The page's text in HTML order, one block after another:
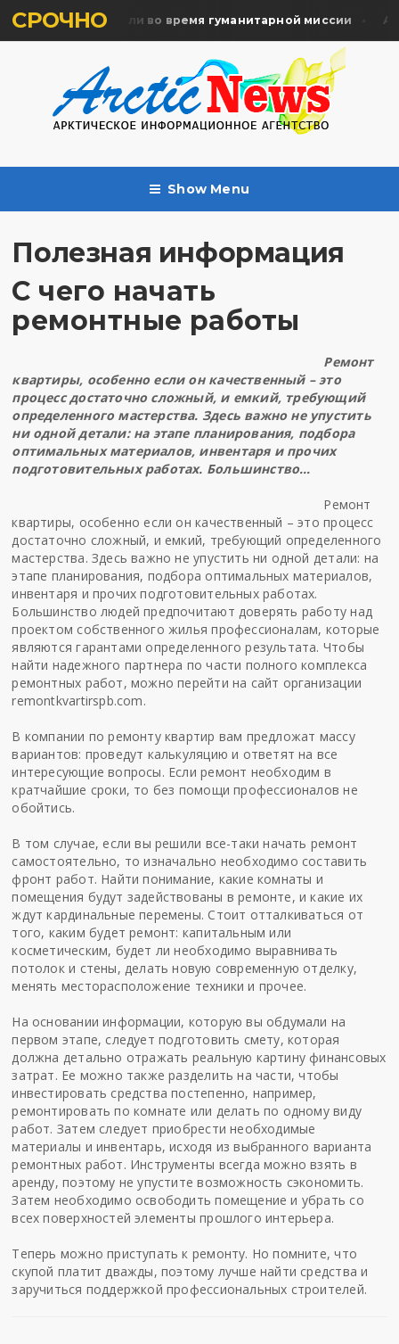
СРОЧНО
жертв почтили во время гуманитарной миссии
Show Menu
Полезная информация
С чего начать
ремонтные работы
Ремонт
квартиры, особенно если он качественный – это
процесс достаточно сложный, и емкий, требующий
определенного мастерства. Здесь важно не упустить
ни одной детали: на этапе планирования, подбора
оптимальных материалов, инвентаря и прочих
подготовительных работах. Большинство…
Ремонт
квартиры, особенно если он качественный – это процесс
достаточно сложный, и емкий, требующий определенного
мастерства. Здесь важно не упустить ни одной детали: на
этапе планирования, подбора оптимальных материалов,
инвентаря и прочих подготовительных работах.
Большинство людей предпочитают доверять работу над
проектом собственного жилья профессионалам, которые
являются гарантами определенного результата. Чтобы
найти надежного партнера по части полного комплекса
ремонтных работ, можно перейти на сайт организации
remontkvartirspb.com.
В компании по ремонту квартир вам предложат массу
вариантов: проведут калькуляцию и ответят на все
интересующие вопросы. Если ремонт необходим в
кратчайшие сроки, то без помощи профессионалов не
обойтись.
В том случае, если вы решили все-таки начать ремонт
самостоятельно, то изначально необходимо составить
фронт работ. Найти понимание, какие комнаты и
помещения будут задействованы в ремонте, и какие их
ждут кардинальные перемены. Стоит отталкиваться от
того, каким будет ремонт: капитальным или
косметическим, будет ли необходимо выравнивать
потолок и стены, делать новую современную отделку,
менять месторасположение техники и прочее.
На основании информации, которую вы обдумали на
первом этапе, следует подготовить смету, которая
должна детально отражать реальную картину финансовых
затрат. Ее можно также разделить на части, чтобы
инвестировать средства постепенно, например,
ремонтировать по комнате или делать по одному виду
работ. Затем следует приобрести необходимые
материалы и инвентарь, исходя из выбранного варианта
ремонтных работ. Инструменты всегда можно взять в
аренду, поэтому не упустите возможность сэкономить.
Затем необходимо освободить помещение и убрать со
всех поверхностей элементы прошлого интерьера.
Теперь можно приступать к ремонту. Но помните, что
скупой платит дважды, поэтому лучше найти средства и
заручиться поддержкой профессиональных строителей.